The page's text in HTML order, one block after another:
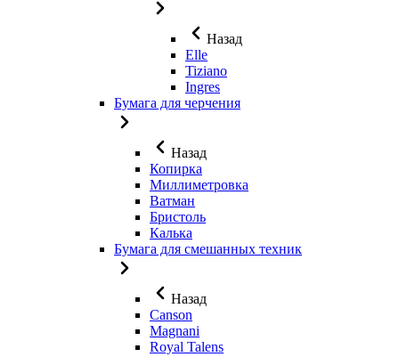
Назад
Elle
Tiziano
Ingres
Бумага для черчения
Назад
Копирка
Миллиметровка
Ватман
Бристоль
Калька
Бумага для смешанных техник
Назад
Canson
Magnani
Royal Talens